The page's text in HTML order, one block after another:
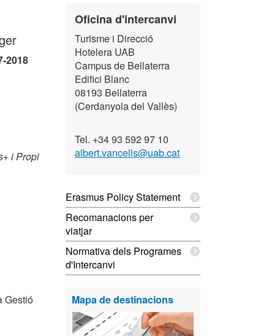
2018
i Propi
Gestió
Informació
complementària
Contacte
Oficina d'intercanvi
Turisme i Direcció
Hotelera UAB
Campus de Bellaterra
Edifici Blanc
08193 Bellaterra
(Cerdanyola del Vallès)
Tel. +34 93 592 97 10
albert.vancells@uab.cat
Erasmus Policy Statement
Recomanacions per
viatjar
Normativa dels Programes
d'Intercanvi
Mapa de destinacions